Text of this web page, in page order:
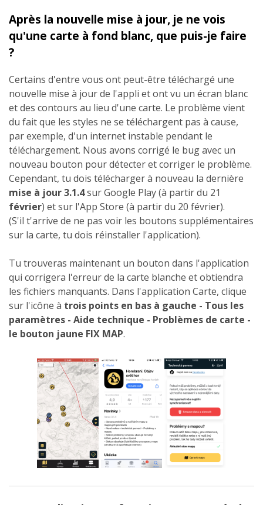
Après la nouvelle mise à jour, je ne vois
qu'une carte à fond blanc, que puis-je faire
?
Certains d'entre vous ont peut-être téléchargé une
nouvelle mise à jour de l'appli et ont vu un écran blanc
et des contours au lieu d'une carte. Le problème vient
du fait que les styles ne se téléchargent pas à cause,
par exemple, d'un internet instable pendant le
téléchargement. Nous avons corrigé le bug avec un
nouveau bouton pour détecter et corriger le problème.
Cependant, tu dois télécharger à nouveau la dernière
mise à jour 3.1.4sur Google Play (à partir du 21
février) et sur l'App Store (à partir du 20 février).
(S'il t'arrive de ne pas voir les boutons supplémentaires
sur la carte, tu dois réinstaller l'application).
Tu trouveras maintenant un bouton dans l'application
qui corrigera l'erreur de la carte blanche et obtiendra
les fichiers manquants. Dans l'application Carte, clique
sur l'icône à trois points en bas à gauche - Tous les
paramètres - Aide technique - Problèmes de carte -
le bouton jaune FIX MAP.